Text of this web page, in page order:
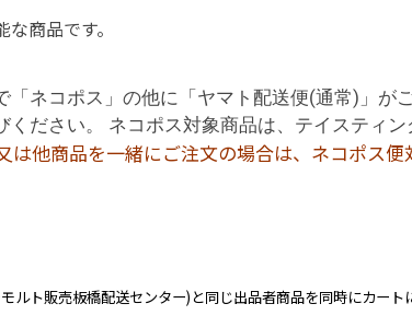
商品です。
ネコポス」の他に「ヤマト配送便(通常)」がご
ださい。 ネコポス対象商品は、テイスティ
他商品を一緒にご注文の場合は、ネコポス
ルト販売板橋配送センター)と同じ出品者商品を同時にカー